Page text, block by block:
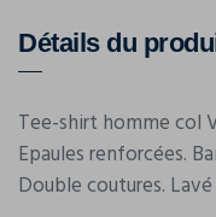
Détails du
Tee-shirt homme col
Epaules renforcées.
Double coutures.